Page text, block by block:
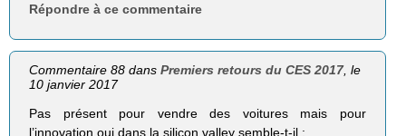
Répondre à ce commentaire
Commentaire 88 dansPremiers retours du CES 2017, le
10 janvier 2017
Pas présent pour vendre des voitures mais pour
l’innovation oui dans la silicon valley semble-t-il :